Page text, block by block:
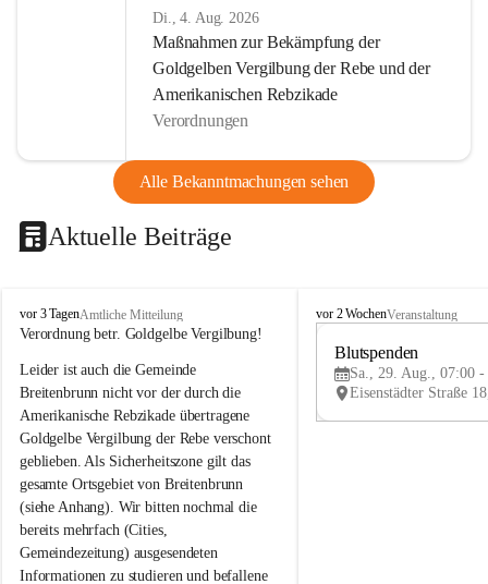
Di., 4. Aug. 2026
Maßnahmen zur Bekämpfung der
Goldgelben Vergilbung der Rebe und der
Amerikanischen Rebzikade
Verordnungen
Alle Bekanntmachungen sehen
Aktuelle Beiträge
B
r
i
t
e
n
b
r
u
n
n
a
m
vor 3 TagenAmtliche Mitteilung
Verordnung betr. Goldgelbe Vergilbung!
Leider ist auch die Gemeinde
Breitenbrunn nicht vor der durch die
Amerikanische Rebzikade übertragene
Goldgelbe Vergilbung der Rebe verschont
geblieben. Als Sicherheitszone gilt das
gesamte Ortsgebiet von Breitenbrunn
(siehe Anhang). Wir bitten nochmal die
bereits mehrfach (Cities,
Gemeindezeitung) ausgesendeten
Informationen zu studieren und befallene
B
e
vor 2 WochenVeranstaltung
Blutspenden
Sa., 29. Aug., 07:00 -